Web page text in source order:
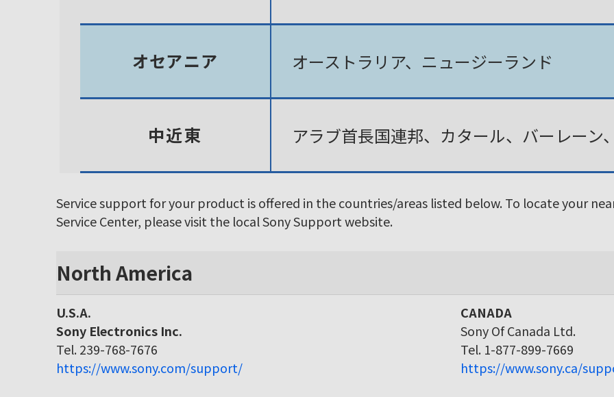
オセアニア オーストラリア、ニュージーランド
中近東 アラブ首長国連邦、カタール、バーレーン
Service support for your product is offered in the countries/areas listed below. To locate your
Service Center, please visit the local Sony Support website.
North America
U.S.A.
Sony Electronics Inc.
Tel. 239-768-7676
https://www.sony.com/support/
CANADA
Sony Of Canada Ltd.
Tel. 1-877-899-7669
https://www.sony.ca/